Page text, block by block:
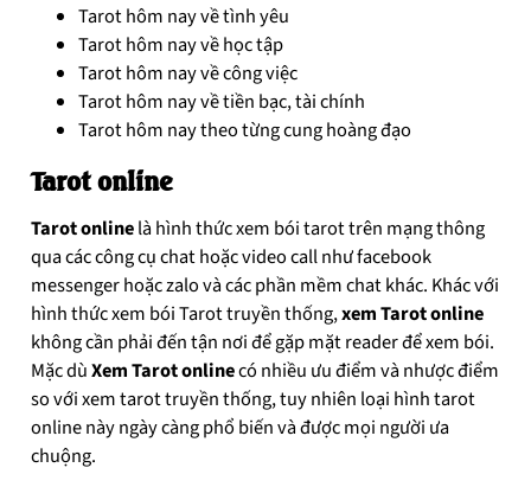
Tarot hôm nay về tình yêu
Tarot hôm nay về học tập
Tarot hôm nay về công việc
Tarot hôm nay về tiền bạc, tài chính
Tarot hôm nay theo từng cung hoàng đạo
Tarot online
Tarot onlinelà hình thức xem bói tarot trên mạng thông
qua các công cụ chat hoặc video call như facebook
messenger hoặc zalo và các phần mềm chat khác. Khác với
hình thức xem bói Tarot truyền thống,xem Tarot online
không cần phải đến tận nơi để gặp mặt reader để xem bói.
Mặc dùXem Tarot onlinecó nhiều ưu điểm và nhược điểm
so với xem tarot truyền thống, tuy nhiên loại hình tarot
online này ngày càng phổ biến và được mọi người ưa
chuộng.